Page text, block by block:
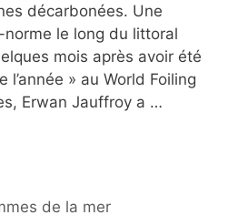
décarbonées. Une
le long du littoral
mois après avoir été
l’année » au World Foiling
Erwan Jauffroy a …
de la mer